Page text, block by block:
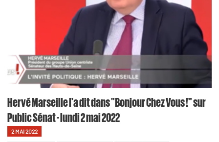
Hervé Marseille l'a dit dans "Bonjour Chez Vous !" sur
Public Sénat - lundi 2 mai 2022
2 MAI 2022